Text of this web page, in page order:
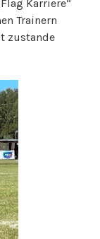
Karriere“
Trainern
zustande